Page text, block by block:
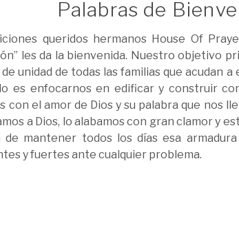
Palabras de
queridos hermanos House Of
les da la bienvenida. Nuestro objetivo
de unidad de todas las familias que acudan
es enfocarnos en edificar y construir
con el amor de Dios y su palabra que nos
a Dios, lo alabamos con gran clamor y
mantener todos los días esa
y fuertes ante cualquier problema.